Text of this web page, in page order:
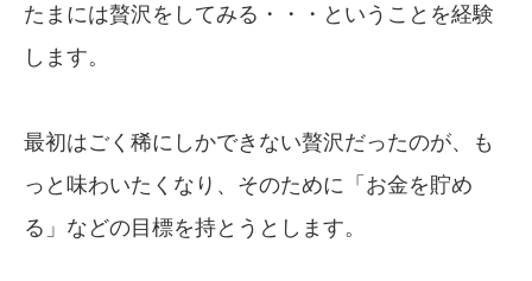
たまには贅沢をしてみる・・・ということを経験
します。
最初はごく稀にしかできない贅沢だったのが、も
っと味わいたくなり、そのために「お金を貯め
る」などの目標を持とうとします。